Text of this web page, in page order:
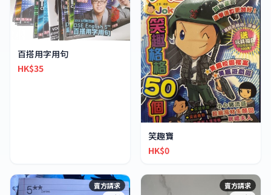
百搭用字用句
HK$35
笑趣寶
HK$0
賣方請求
賣方請求